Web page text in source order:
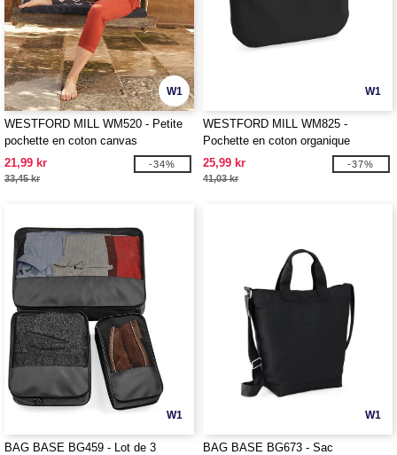
W1
WESTFORD MILL WM520 - Petite
pochette en coton canvas
21,99 kr
33,45 kr
-34%
W1
WESTFORD MILL WM825 -
Pochette en coton organique
25,99 kr
41,03 kr
-37%
W1
BAG BASE BG459 - Lot de 3
W1
BAG BASE BG673 - Sac